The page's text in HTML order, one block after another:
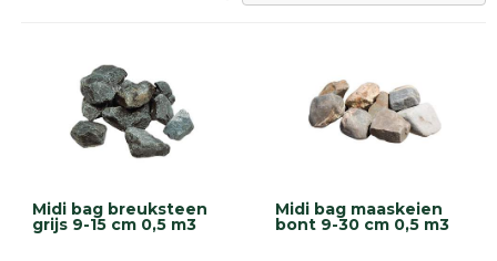
Sierbestrating
Wildverband
bestrating
Midi bag breuksteen
grijs 9-15 cm 0,5 m3
Midi bag maaskeien
bont 9-30 cm 0,5 m3